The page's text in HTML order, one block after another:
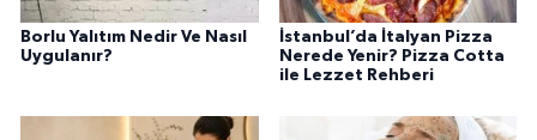
Borlu Yalıtım Nedir Ve Nasıl
Uygulanır?
İstanbul’da İtalyan Pizza
Nerede Yenir? Pizza Cotta
ile Lezzet Rehberi